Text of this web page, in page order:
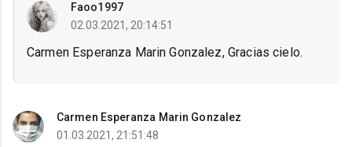
Faoo1997
02.03.2021, 20:14:51
Carmen Esperanza Marin Gonzalez, Gracias cielo.
Carmen Esperanza Marin Gonzalez
01.03.2021, 21:51:48